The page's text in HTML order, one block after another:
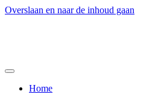
Overslaan en naar de inhoud gaan
Home